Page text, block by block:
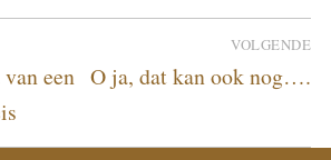
een
VOLGENDE
Volgend
O ja, dat kan ook nog….